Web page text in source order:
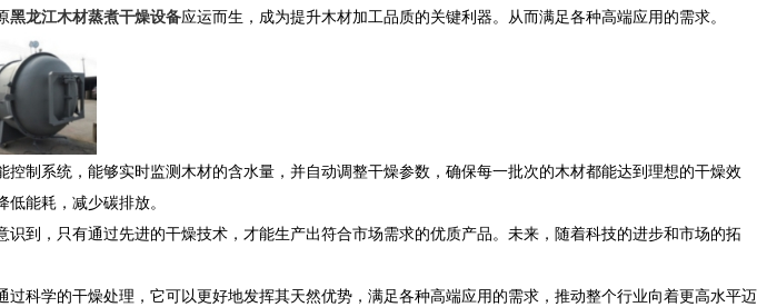
黑龙江木材蒸煮干燥设备应运而生，成为提升木材加工品质的关键利器。从而满足各种高端应用的需求。
制系统，能够实时监测木材的含水量，并自动调整干燥参数，确保每一批次的木材都能达到理想的干燥效
能耗，减少碳排放。
到，只有通过先进的干燥技术，才能生产出符合市场需求的优质产品。未来，随着科技的进步和市场的拓
科学的干燥处理，它可以更好地发挥其天然优势，满足各种高端应用的需求，推动整个行业向着更高水平迈